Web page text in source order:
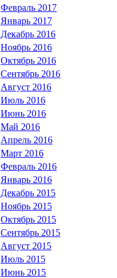
Февраль 2017
Январь 2017
Декабрь 2016
Ноябрь 2016
Октябрь 2016
Сентябрь 2016
Август 2016
Июль 2016
Июнь 2016
Май 2016
Апрель 2016
Март 2016
Февраль 2016
Январь 2016
Декабрь 2015
Ноябрь 2015
Октябрь 2015
Сентябрь 2015
Август 2015
Июль 2015
Июнь 2015